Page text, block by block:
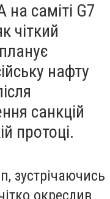
саміті G7
чіткий
нафту
санкцій
протоці.
зустрічаючись
окреслив